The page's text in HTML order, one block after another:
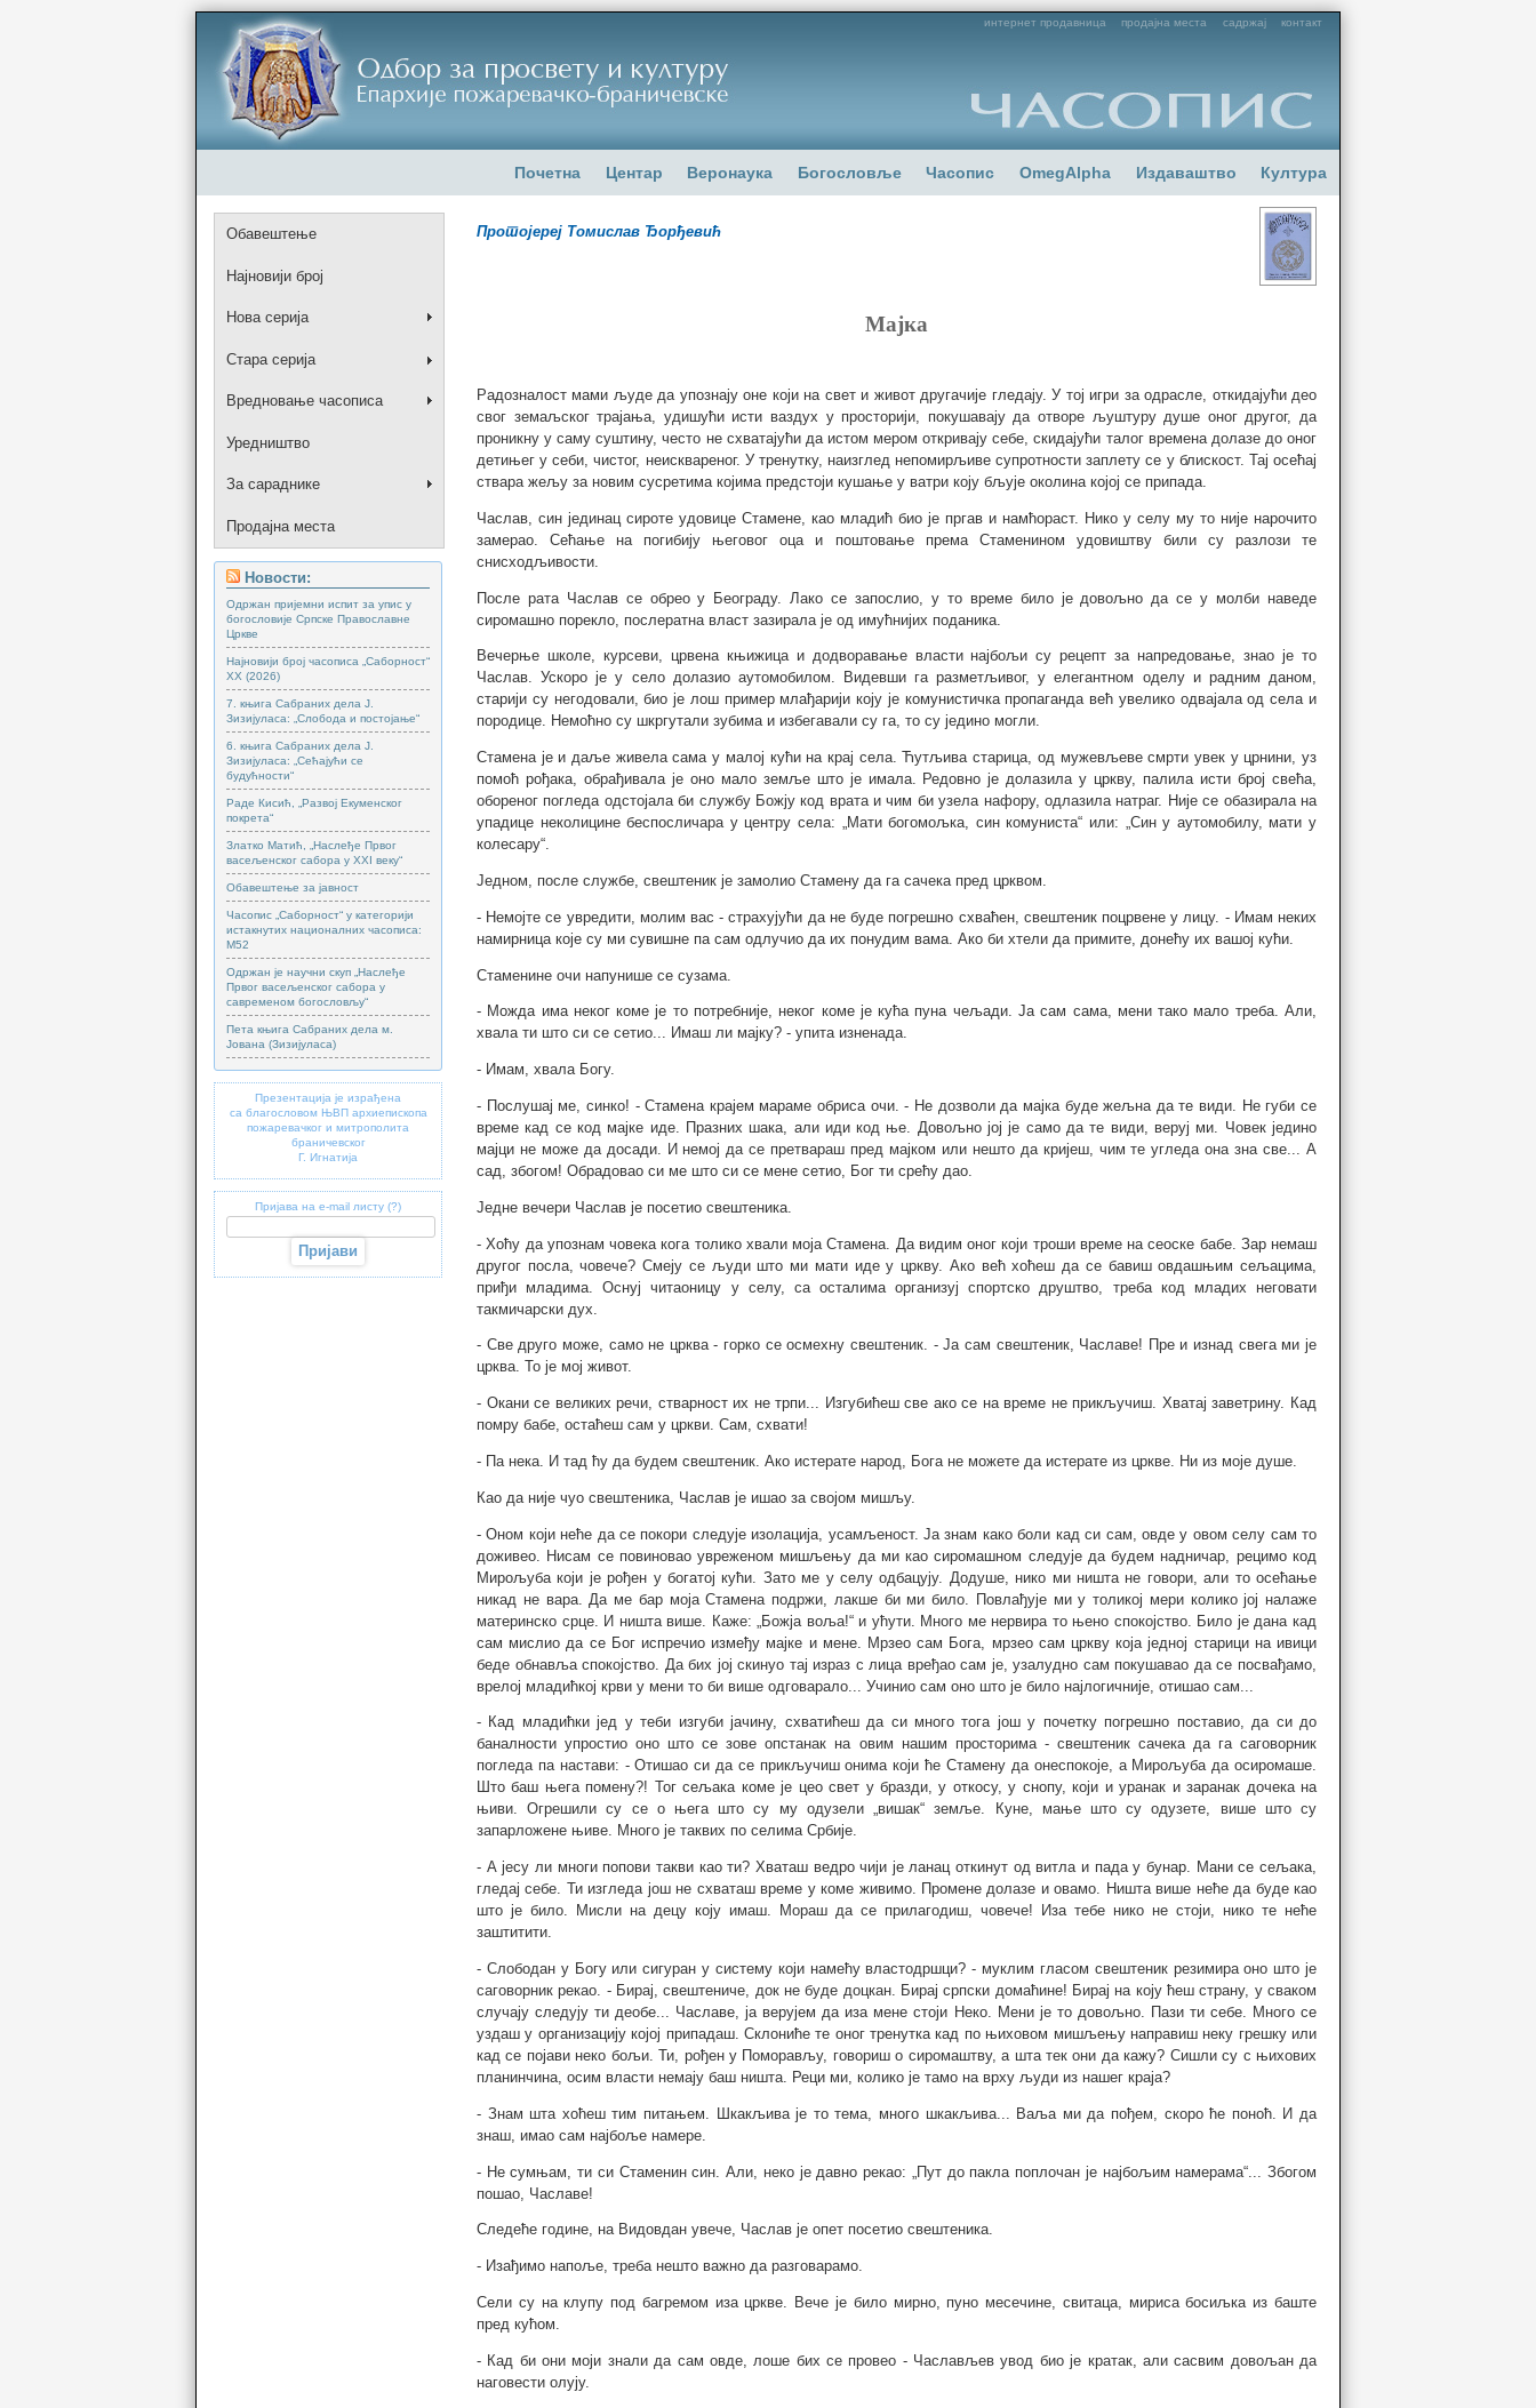
интернет продавница продајна места садржај контакт
Почетна Центар Веронаука Богословље Часопис OmegAlpha Издаваштво Култура
Обавештење
Најновији број
Нова серија
Стара серија
Вредновање часописа
Уредништво
За сараднике
Продајна места
Новости:
Одржан пријемни испит за упис у
богословије Српске Православне
Цркве
Најновији број часописа „Саборност“
XX (2026)
7. књига Сабраних дела Ј.
Зизијуласа: „Слобода и постојање“
6. књига Сабраних дела Ј.
Зизијуласа: „Сећајући се
будућности“
Раде Кисић, „Развој Екуменског
покрета“
Златко Матић, „Наслеђе Првог
васељенског сабора у XXI веку“
Обавештење за јавност
Часопис „Саборност“ у категорији
истакнутих националних часописа:
М52
Одржан је научни скуп „Наслеђе
Првог васељенског сабора у
савременом богословљу“
Пета књига Сабраних дела м.
Јована (Зизијуласа)
Презентација је израђена
са благословом ЊВП архиепископа
пожаревачког и митрополита
браничевског
Г. Игнатија
Пријава на e-mail листу (?)
Протојереј Томислав Ђорђевић
Мајка
Радозналост мами људе да упознају оне који на свет и живот другачије гледају. У тој игри за одрасле, откидајући део
свог земаљског трајања, удишући исти ваздух у просторији, покушавају да отворе љуштуру душе оног другог, да
проникну у саму суштину, често не схватајући да истом мером откривају себе, скидајући талог времена долазе до оног
детињег у себи, чистог, неисквареног. У тренутку, наизглед непомирљиве супротности заплету се у блискост. Тај осећај
ствара жељу за новим сусретима којима предстоји кушање у ватри коју бљује околина којој се припада.
Часлав, син јединац сироте удовице Стамене, као младић био је пргав и намћораст. Нико у селу му то није нарочито
замерао. Сећање на погибију његовог оца и поштовање према Стаменином удовиштву били су разлози те
снисходљивости.
После рата Часлав се обрео у Београду. Лако се запослио, у то време било је довољно да се у молби наведе
сиромашно порекло, послератна власт зазирала је од имућнијих поданика.
Вечерње школе, курсеви, црвена књижица и додворавање власти најбољи су рецепт за напредовање, знао је то
Часлав. Ускоро је у село долазио аутомобилом. Видевши га разметљивог, у елегантном оделу и радним даном,
старији су негодовали, био је лош пример млађарији коју је комунистичка пропаганда већ увелико одвајала од села и
породице. Немоћно су шкргутали зубима и избегавали су га, то су једино могли.
Стамена је и даље живела сама у малој кући на крај села. Ћутљива старица, од мужевљеве смрти увек у црнини, уз
помоћ рођака, обрађивала је оно мало земље што је имала. Редовно је долазила у цркву, палила исти број свећа,
обореног погледа одстојала би службу Божју код врата и чим би узела нафору, одлазила натраг. Није се обазирала на
упадице неколицине беспосличара у центру села: „Мати богомољка, син комуниста“ или: „Син у аутомобилу, мати у
колесару“.
Једном, после службе, свештеник је замолио Стамену да га сачека пред црквом.
- Немојте се увредити, молим вас - страхујући да не буде погрешно схваћен, свештеник поцрвене у лицу. - Имам неких
намирница које су ми сувишне па сам одлучио да их понудим вама. Ако би хтели да примите, донећу их вашој кући.
Стаменине очи напунише се сузама.
- Можда има неког коме је то потребније, неког коме је кућа пуна чељади. Ја сам сама, мени тако мало треба. Али,
хвала ти што си се сетио... Имаш ли мајку? - упита изненада.
- Имам, хвала Богу.
- Послушај ме, синко! - Стамена крајем мараме обриса очи. - Не дозволи да мајка буде жељна да те види. Не губи се
време кад се код мајке иде. Празних шака, али иди код ње. Довољно јој је само да те види, веруј ми. Човек једино
мајци не може да досади. И немој да се претвараш пред мајком или нешто да кријеш, чим те угледа она зна све... А
сад, збогом! Обрадовао си ме што си се мене сетио, Бог ти срећу дао.
Једне вечери Часлав је посетио свештеника.
- Хоћу да упознам човека кога толико хвали моја Стамена. Да видим оног који троши време на сеоске бабе. Зар немаш
другог посла, човече? Смеју се људи што ми мати иде у цркву. Ако већ хоћеш да се бавиш овдашњим сељацима,
приђи младима. Оснуј читаоницу у селу, са осталима организуј спортско друштво, треба код младих неговати
такмичарски дух.
- Све друго може, само не црква - горко се осмехну свештеник. - Ја сам свештеник, Чаславе! Пре и изнад свега ми је
црква. То је мој живот.
- Окани се великих речи, стварност их не трпи... Изгубићеш све ако се на време не прикључиш. Хватај заветрину. Кад
помру бабе, остаћеш сам у цркви. Сам, схвати!
- Па нека. И тад ћу да будем свештеник. Ако истерате народ, Бога не можете да истерате из цркве. Ни из моје душе.
Као да није чуо свештеника, Часлав је ишао за својом мишљу.
- Оном који неће да се покори следује изолација, усамљеност. Ја знам како боли кад си сам, овде у овом селу сам то
доживео. Нисам се повиновао увреженом мишљењу да ми као сиромашном следује да будем надничар, рецимо код
Мирољуба који је рођен у богатој кући. Зато ме у селу одбацују. Додуше, нико ми ништа не говори, али то осећање
никад не вара. Да ме бар моја Стамена подржи, лакше би ми било. Повлађује ми у толикој мери колико јој налаже
материнско срце. И ништа више. Каже: „Божја воља!“ и ућути. Много ме нервира то њено спокојство. Било је дана кад
сам мислио да се Бог испречио између мајке и мене. Мрзео сам Бога, мрзео сам цркву која једној старици на ивици
беде обнавља спокојство. Да бих јој скинуо тај израз с лица вређао сам је, узалудно сам покушавао да се посвађамо,
врелој младићкој крви у мени то би више одговарало... Учинио сам оно што је било најлогичније, отишао сам...
- Кад младићки јед у теби изгуби јачину, схватићеш да си много тога још у почетку погрешно поставио, да си до
баналности упростио оно што се зове опстанак на овим нашим просторима - свештеник сачека да га саговорник
погледа па настави: - Отишао си да се прикључиш онима који ће Стамену да онеспокоје, а Мирољуба да осиромаше.
Што баш њега помену?! Тог сељака коме је цео свет у бразди, у откосу, у снопу, који и уранак и заранак дочека на
њиви. Огрешили су се о њега што су му одузели „вишак“ земље. Куне, мање што су одузете, више што су
запарложене њиве. Много је таквих по селима Србије.
- А јесу ли многи попови такви као ти? Хваташ ведро чији је ланац откинут од витла и пада у бунар. Мани се сељака,
гледај себе. Ти изгледа још не схваташ време у коме живимо. Промене долазе и овамо. Ништа више неће да буде као
што је било. Мисли на децу коју имаш. Мораш да се прилагодиш, човече! Иза тебе нико не стоји, нико те неће
заштитити.
- Слободан у Богу или сигуран у систему који намећу властодршци? - муклим гласом свештеник резимира оно што је
саговорник рекао. - Бирај, свештениче, док не буде доцкан. Бирај српски домаћине! Бирај на коју ћеш страну, у сваком
случају следују ти деобе... Чаславе, ја верујем да иза мене стоји Неко. Мени је то довољно. Пази ти себе. Много се
уздаш у организацију којој припадаш. Склониће те оног тренутка кад по њиховом мишљењу направиш неку грешку или
кад се појави неко бољи. Ти, рођен у Поморављу, говориш о сиромаштву, а шта тек они да кажу? Сишли су с њихових
планинчина, осим власти немају баш ништа. Реци ми, колико је тамо на врху људи из нашег краја?
- Знам шта хоћеш тим питањем. Шкакљива је то тема, много шкакљива... Ваља ми да пођем, скоро ће поноћ. И да
знаш, имао сам најбоље намере.
- Не сумњам, ти си Стаменин син. Али, неко је давно рекао: „Пут до пакла поплочан је најбољим намерама“... Збогом
пошао, Чаславе!
Следеће године, на Видовдан увече, Часлав је опет посетио свештеника.
- Изађимо напоље, треба нешто важно да разговарамо.
Сели су на клупу под багремом иза цркве. Вече је било мирно, пуно месечине, свитаца, мириса босиљка из баште
пред кућом.
- Кад би они моји знали да сам овде, лоше бих се провео - Часлављев увод био је кратак, али сасвим довољан да
наговести олују.